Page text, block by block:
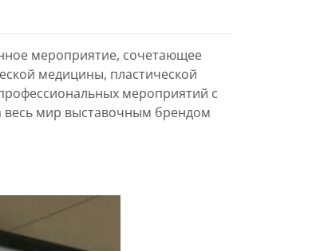
мероприятие, сочетающее
медицины, пластической
мероприятий с
мир выставочным брендом